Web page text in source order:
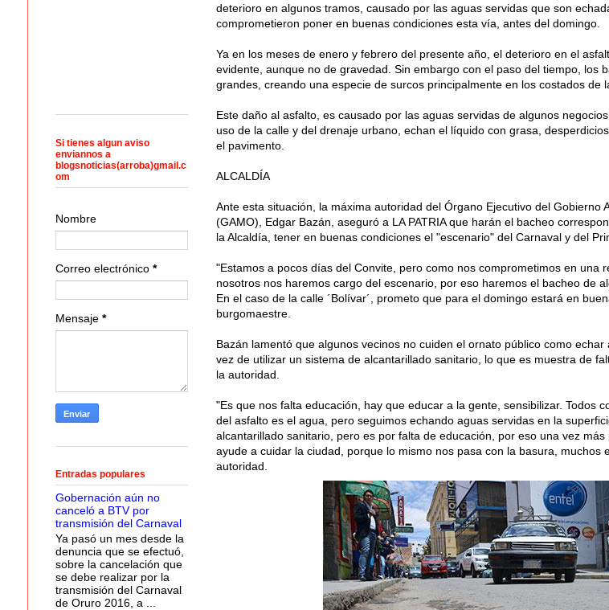
deterioro en algunos tramos, causado por las aguas servidas que son
comprometieron poner en buenas condiciones esta vía, antes del domingo.
Ya en los meses de enero y febrero del presente año, el deterioro en el
evidente, aunque no de gravedad. Sin embargo con el paso del tiempo, los
grandes, creando una especie de surcos principalmente en los costados de
Este daño al asfalto, es causado por las aguas servidas de algunos
uso de la calle y del drenaje urbano, echan el líquido con grasa,
el pavimento.
ALCALDÍA
Ante esta situación, la máxima autoridad del Órgano Ejecutivo del Gobierno
(GAMO), Edgar Bazán, aseguró a LA PATRIA que harán el bacheo
la Alcaldía, tener en buenas condiciones el "escenario" del Carnaval y del
"Estamos a pocos días del Convite, pero como nos comprometimos en una
nosotros nos haremos cargo del escenario, por eso haremos el bacheo de
En el caso de la calle ´Bolívar´, prometo que para el domingo estará en
burgomaestre.
Bazán lamentó que algunos vecinos no cuiden el ornato público como
vez de utilizar un sistema de alcantarillado sanitario, lo que es muestra de
la autoridad.
"Es que nos falta educación, hay que educar a la gente, sensibilizar. Todos
del asfalto es el agua, pero seguimos echando aguas servidas en la
alcantarillado sanitario, pero es por falta de educación, por eso una vez
ayude a cuidar la ciudad, porque lo mismo nos pasa con la basura, muchos
autoridad.
Si tienes algun aviso
enviannos a
blogsnoticias(arroba)gmail.c
om
Nombre
Correo electrónico *
Mensaje *
Entradas populares
Gobernación aún no
canceló a BTV por
transmisión del Carnaval
Ya pasó un mes desde la
denuncia que se efectuó,
sobre la cancelación que
se debe realizar por la
transmisión del Carnaval
de Oruro 2016, a ...